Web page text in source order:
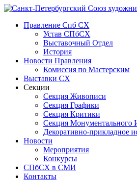
Правление Спб СХ
Устав СПбСХ
Выставочный Отдел
История
Новости Правления
Комиссия по Мастерским
Выставки СХ
Секции
Секция Живописи
Секция Графики
Секция Критики
Секция Монументального
Декоративно-прикладное
Новости
Мероприятия
Конкурсы
СПбСХ в СМИ
Контакты